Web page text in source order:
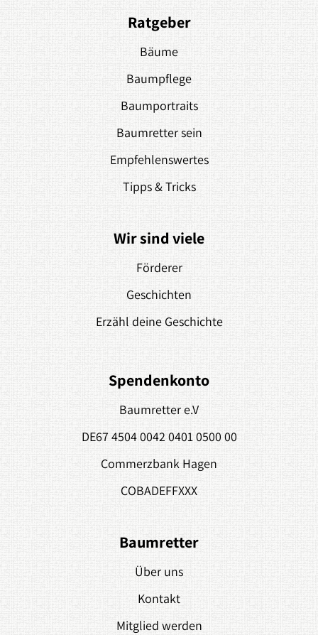
Ratgeber
Bäume
Baumpflege
Baumportraits
Baumretter sein
Empfehlenswertes
Tipps & Tricks
Wir sind viele
Förderer
Geschichten
Erzähl deine Geschichte
Spendenkonto
Baumretter e.V
DE67 4504 0042 0401 0500 00
Commerzbank Hagen
COBADEFFXXX
Baumretter
Über uns
Kontakt
Mitglied werden